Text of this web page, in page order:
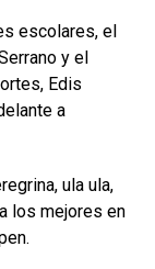
escolares, el
y el
Edis
a
ula ula,
los mejores en